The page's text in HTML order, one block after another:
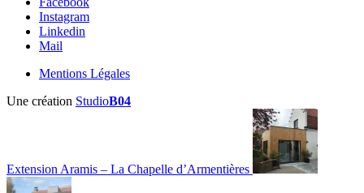
Instagram
Linkedin
Mail
Mentions Légales
Une création StudioB04
Extension Aramis – La Chapelle d’Armentières